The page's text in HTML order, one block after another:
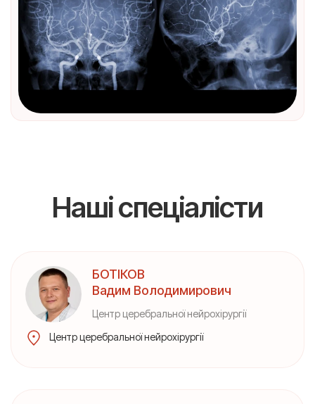
Наші спеціалісти
БОТІКОВ
Вадим Володимирович
Центр церебральної нейрохiрургiї
Центр церебральної нейрохiрургiї